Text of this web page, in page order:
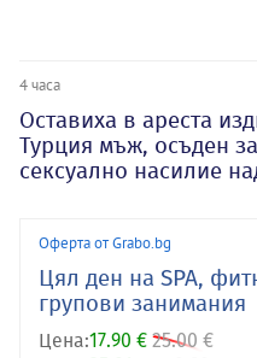
4 часа
Оставиха в ареста
Турция мъж, осъден за
сексуално насилие
Оферта от Grabo.bg
Цял ден на SPA,
групови занимания
Цена:17.90 € 25.00 €